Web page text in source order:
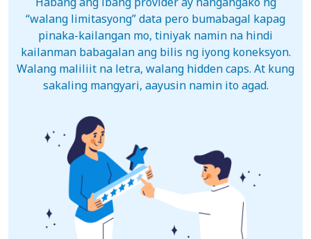
“walang limitasyong” data pero bumabagal kapag
pinaka-kailangan mo, tiniyak namin na hindi
kailanman babagalan ang bilis ng iyong koneksyon.
Walang maliliit na letra, walang hidden caps. At kung
sakaling mangyari, aayusin namin ito agad.